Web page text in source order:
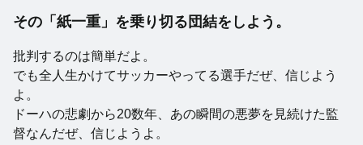
その「紙一重」を乗り切る団結をしよう。
批判するのは簡単だよ。
でも全人生かけてサッカーやってる選手だぜ、信じよう
よ。
ドーハの悲劇から20数年、あの瞬間の悪夢を見続けた監
督なんだぜ、信じようよ。